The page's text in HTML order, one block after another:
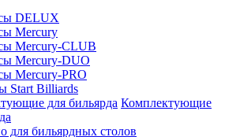
DELUX
Mercury
Mercury-CLUB
Mercury-DUO
Mercury-PRO
Start Billiards
Комплектующие
для бильярдных столов